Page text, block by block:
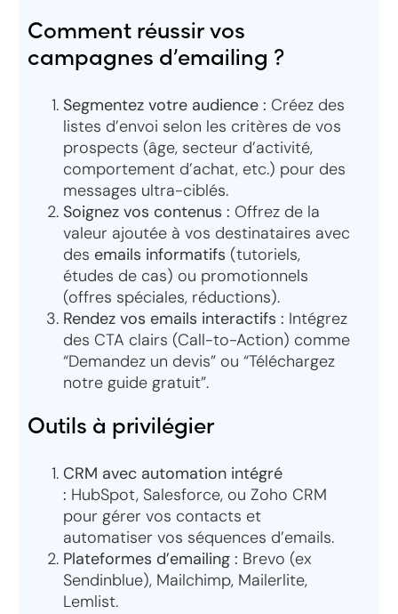
Comment réussir vos
campagnes d’emailing ?
Segmentez votre audience : Créez des
listes d’envoi selon les critères de vos
prospects (âge, secteur d’activité,
comportement d’achat, etc.) pour des
messages ultra-ciblés.
Soignez vos contenus : Offrez de la
valeur ajoutée à vos destinataires avec
des emails informatifs (tutoriels,
études de cas) ou promotionnels
(offres spéciales, réductions).
Rendez vos emails interactifs : Intégrez
des CTA clairs (Call-to-Action) comme
“Demandez un devis” ou “Téléchargez
notre guide gratuit”.
Outils à privilégier
CRM avec automation intégré
: HubSpot, Salesforce, ou Zoho CRM
pour gérer vos contacts et
automatiser vos séquences d’emails.
Plateformes d’emailing : Brevo (ex
Sendinblue), Mailchimp, Mailerlite,
Lemlist.